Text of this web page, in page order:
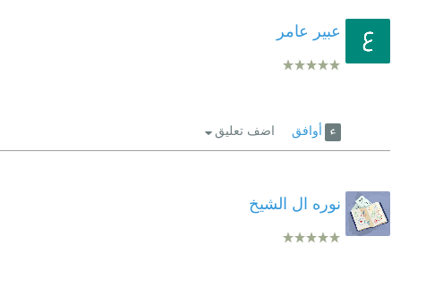
عبير عامر
أوافق اضف تعليق
نوره ال الشيخ